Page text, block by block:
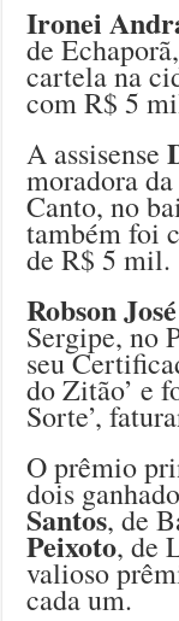
Ironei
de
cartela na
com R$ 5
A assisense
moradora
Canto, no
também foi
de R$ 5 mil.
Robson
Sergipe, no
seu
do Zitão’ e
Sorte’,
O prêmio
dois
Santos, de
Peixoto, de
valioso
cada um.